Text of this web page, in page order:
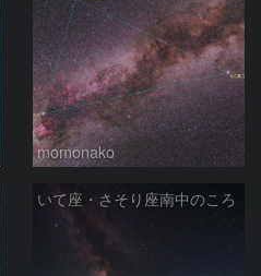
momonako
いて座・さそり座南中のころ